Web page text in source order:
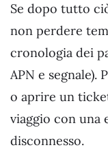
Se dopo tutto
non perdere
cronologia dei
APN e segnale).
o aprire un
viaggio con una
disconnesso.